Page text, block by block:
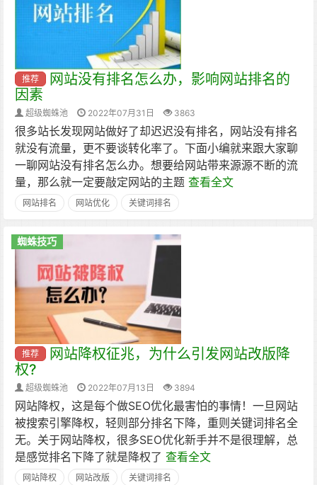
推荐
网站没有排名怎么办，影响网站排名的
因素
超级蜘蛛池 2022年07月31日 3863
很多站长发现网站做好了却迟迟没有排名，网站没有排名
就没有流量，更不要谈转化率了。下面小编就来跟大家聊
一聊网站没有排名怎么办。想要给网站带来源源不断的流
量，那么就一定要敲定网站的主题 查看全文
网站排名 网站优化 关键词排名
蜘蛛技巧
推荐
网站降权征兆，为什么引发网站改版降
权?
超级蜘蛛池 2022年07月13日 3894
网站降权，这是每个做SEO优化最害怕的事情！一旦网站
被搜索引擎降权，轻则部分排名下降，重则关键词排名全
无。关于网站降权，很多SEO优化新手并不是很理解，总
是感觉排名下降了就是降权了 查看全文
网站降权 网站改版 关键词排名